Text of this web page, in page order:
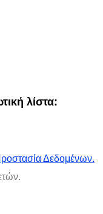
λίστα:
Δεδομένων.